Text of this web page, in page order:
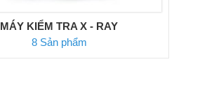
MÁY KIỂM TRA X - RAY
8 Sản phẩm